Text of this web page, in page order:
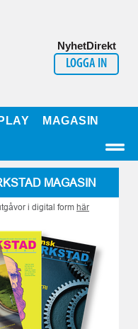
NyhetDirekt
LOGGA IN
PLAY MAGASIN
MAGASIN
i digital form här